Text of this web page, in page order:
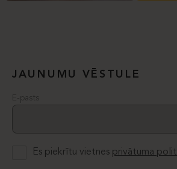
JAUNUMU VĒSTULE
E-pasts
Es piekrītu vietnes privātuma